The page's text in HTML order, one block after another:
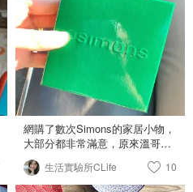
網購了數次Simons的家居小物，
大部分都非常滿意，原來溫哥華
也有實體店面。一直以為只有東
岸才有店面！ 溫哥華的店面在
North Vancouver Park royal那個
生活實驗所CLife 10